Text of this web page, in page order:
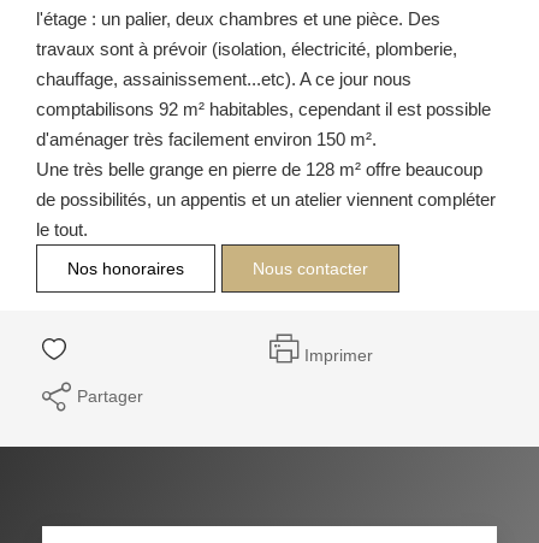
l'étage : un palier, deux chambres et une pièce. Des
travaux sont à prévoir (isolation, électricité, plomberie,
chauffage, assainissement...etc). A ce jour nous
comptabilisons 92 m² habitables, cependant il est possible
d'aménager très facilement environ 150 m².
Une très belle grange en pierre de 128 m² offre beaucoup
de possibilités, un appentis et un atelier viennent compléter
le tout.
Nos honoraires Nous contacter
Imprimer
Partager